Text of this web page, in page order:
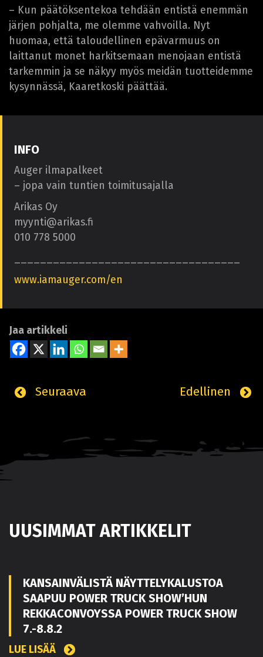
– Kun päätöksentekoa tehdään entistä enemmän
järjen pohjalta, me olemme vahvoilla. Nyt
huomaa, että taloudellinen epävarmuus on
laittanut monet harkitsemaan menojaan entistä
tarkemmin ja se näkyy myös meidän tuotteidemme
kysynnässä, Kaaretkoski päättää.
INFO
Auger ilmapalkeet
– jopa vain tuntien toimitusajalla
Arikas Oy
myynti@arikas.fi
010 778 5000
www.iamauger.com/en
Jaa artikkeli
Edellinen
Seuraava
UUSIMMAT ARTIKKELIT
KANSAINVÄLISTÄ NÄYTTELYKALUSTOA
SAAPUU POWER TRUCK SHOW’HUN
REKKACONVOYSSA POWER TRUCK SHOW
7.-8.8.2
LUE LISÄÄ